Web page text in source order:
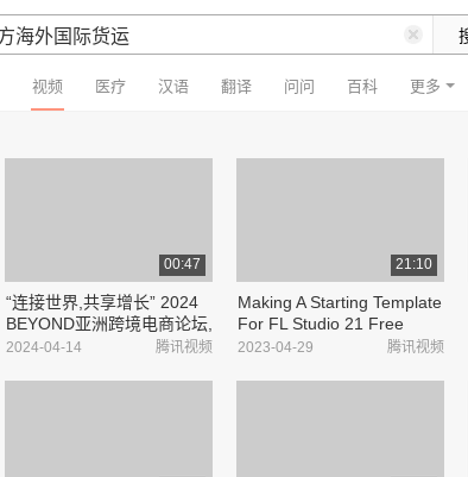
视频 医疗 汉语 翻译 问问 百科 更多
00:47
“连接世界,共享增长” 2024
BEYOND亚洲跨境电商论坛,
与MAP迈图电商产业园管理
腾讯视频
2024-04-14
21:10
Making A Starting Template
For FL Studio 21 Free
Download
腾讯视频
2023-04-29